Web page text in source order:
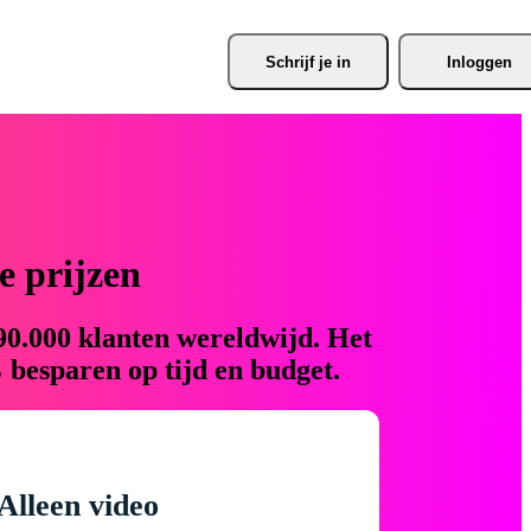
Schrijf je in Inloggen
prijzen
klanten wereldwijd. Het
op tijd en budget.
video